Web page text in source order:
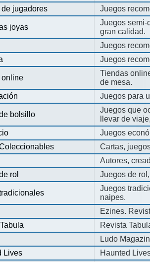
de jugadores
Juegos
joyas
Juegos semi-
gran calidad.
Juegos
Juegos
online
Tiendas
de mesa.
Juegos para
bolsillo
Juegos que
llevar de
Juegos
Cartas,
Autores,
rol
Juegos de
Juegos
naipes.
Ezines.
Revista
Ludo
Lives
Haunted